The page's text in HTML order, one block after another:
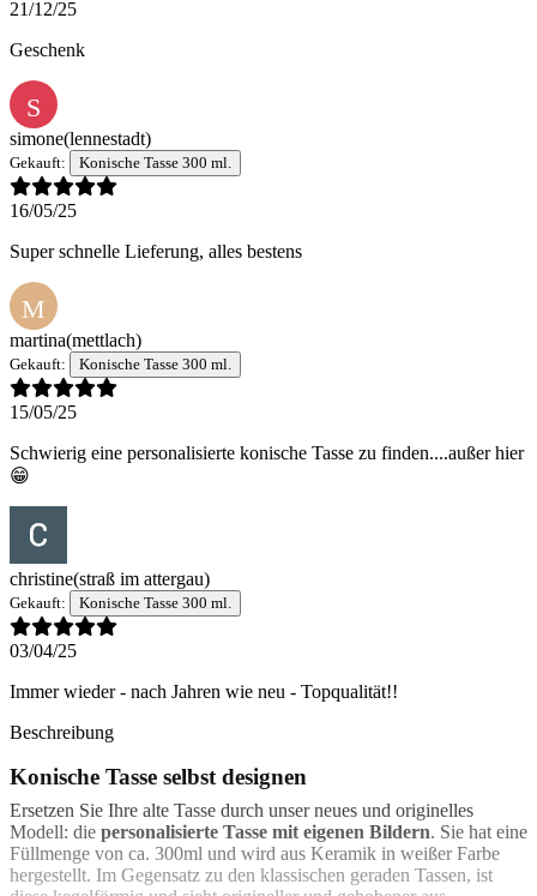
21/12/25
Geschenk
S
simone(lennestadt)
Gekauft: Konische Tasse 300 ml.
16/05/25
Super schnelle Lieferung, alles bestens
M
martina(mettlach)
Gekauft: Konische Tasse 300 ml.
15/05/25
Schwierig eine personalisierte konische Tasse zu finden....außer hier
😁
christine(straß im attergau)
Gekauft: Konische Tasse 300 ml.
03/04/25
Immer wieder - nach Jahren wie neu - Topqualität!!
Beschreibung
Konische Tasse selbst designen
Ersetzen Sie Ihre alte Tasse durch unser neues und originelles
Modell: die personalisierte Tasse mit eigenen Bildern. Sie hat eine
Füllmenge von ca. 300ml und wird aus Keramik in weißer Farbe
hergestellt. Im Gegensatz zu den klassischen geraden Tassen, ist